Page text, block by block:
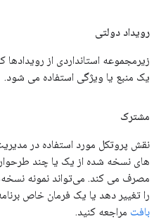
رویداد دولتی
زیرمجموعه استانداردی از
یک منبع یا ویژگی استفاده می شود.
مشترک
نقش پروتکل مورد استفاده در
های نسخه شده از یک یا چند
مصرف می کند. می‌تواند نمونه
را تغییر دهد یا یک فرمان خاص
بافت مراجعه کنید.